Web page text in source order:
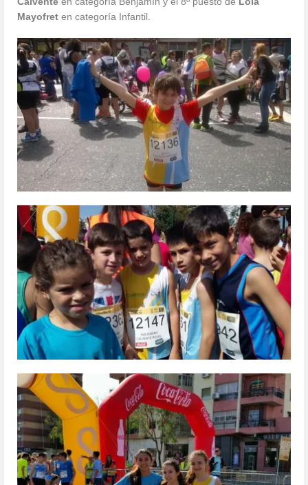
Mayofret en categoría Infantil.